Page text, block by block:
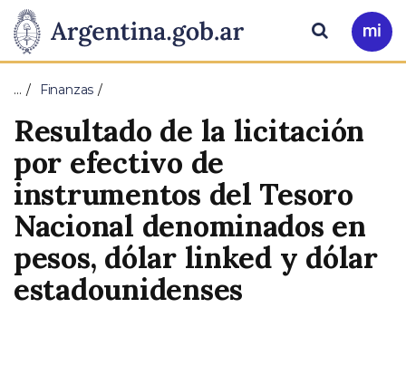
Presidencia
de
la
Nación
Pasar al contenido principal
Ir
a
Buscar
… Finanzas
Resultado de la licitación
por efectivo de
instrumentos del Tesoro
Nacional denominados en
pesos, dólar linked y dólar
estadounidenses